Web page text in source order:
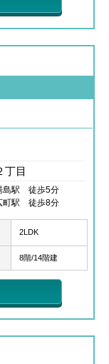
丁目
島駅 徒歩5分
町駅 徒歩8分
2LDK
8階/14階建